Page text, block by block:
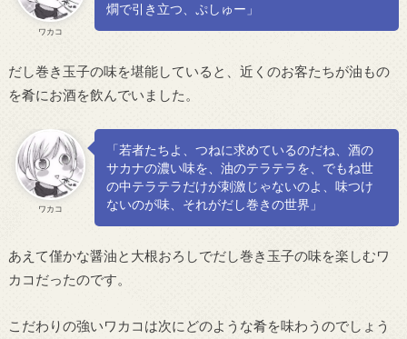
ワカコ
燗で引き立つ、ぷしゅー」
だし巻き玉子の味を堪能していると、近くのお客たちが油もの
を肴にお酒を飲んでいました。
ワカコ
「若者たちよ、つねに求めているのだね、酒の
サカナの濃い味を、油のテラテラを、でもね世
の中テラテラだけが刺激じゃないのよ、味つけ
ないのが味、それがだし巻きの世界」
あえて僅かな醤油と大根おろしでだし巻き玉子の味を楽しむワ
カコだったのです。
こだわりの強いワカコは次にどのような肴を味わうのでしょう